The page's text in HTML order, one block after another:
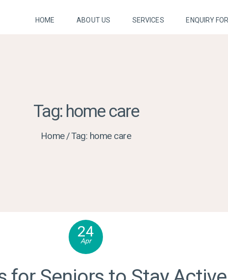
HOME ABOUT US SERVICES ENQUIRY
Tag: home care
Home Tag: home care
HOME
FUND YOUR
CARE
24
Apr